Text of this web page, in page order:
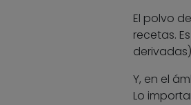
El polvo
recetas.
Y, en el
Lo